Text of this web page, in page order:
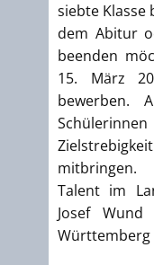
siebte Klasse
dem Abitur
beenden
15. März
bewerben.
mitbringen.
Talent im
Josef
Württemberg